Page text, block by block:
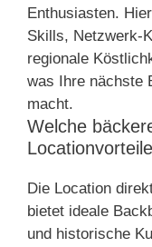
Enthusiasten.
Skills, Netzwerk-
regionale
was Ihre nächste
macht.
Welche
Die Location
bietet ideale
und historische